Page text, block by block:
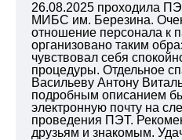
26.08.2025 проходила
МИБС им. Березина.
отношение персонала к
организовано таким
чувствовал себя
процедуры. Отдельное
Васильеву Антону
подробным описанием
электронную почту на
проведения ПЭТ.
друзьям и знакомым.